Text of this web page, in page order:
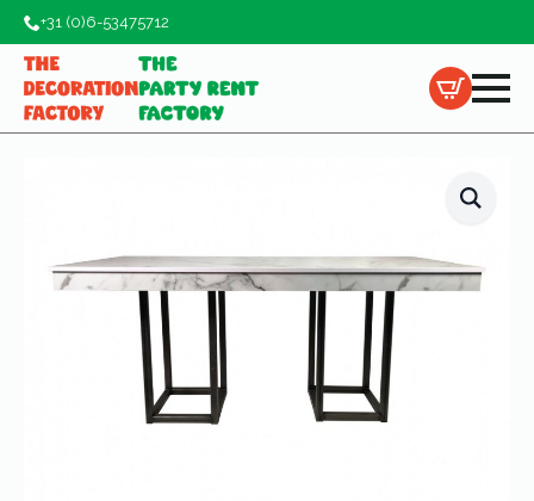
+31 (0)6-53475712